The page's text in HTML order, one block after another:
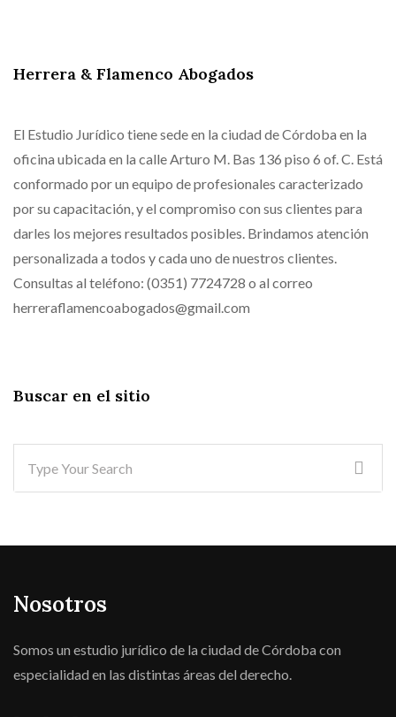
Herrera & Flamenco Abogados
El Estudio Jurídico tiene sede en la ciudad de Córdoba en la
oficina ubicada en la calle Arturo M. Bas 136 piso 6 of. C. Está
conformado por un equipo de profesionales caracterizado
por su capacitación, y el compromiso con sus clientes para
darles los mejores resultados posibles. Brindamos atención
personalizada a todos y cada uno de nuestros clientes.
Consultas al teléfono: (0351) 7724728 o al correo
herreraflamencoabogados@gmail.com
Buscar en el sitio
Nosotros
Somos un estudio jurídico de la ciudad de Córdoba con
especialidad en las distintas áreas del derecho.